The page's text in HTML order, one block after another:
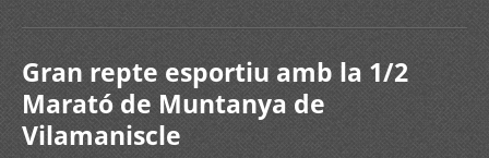
Gran repte esportiu amb la 1/2
Marató de Muntanya de
Vilamaniscle